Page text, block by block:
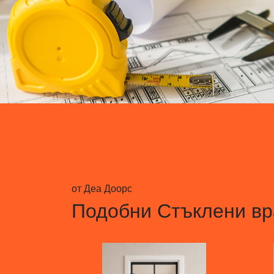
от Деа Доорс
Подобни Стъклени